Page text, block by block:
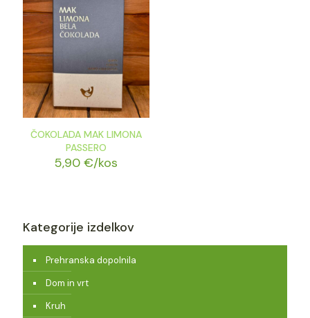
ČOKOLADA MAK LIMONA
PASSERO
5,90€/kos
Kategorije izdelkov
Prehranska dopolnila
Dom in vrt
Kruh